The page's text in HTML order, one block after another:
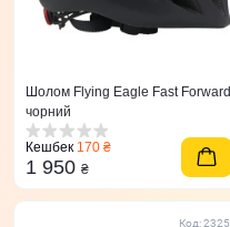
Шолом Flying Eagle Fast Forward
чорний
Кешбек 170 ₴
1 950 ₴
Код: 2325